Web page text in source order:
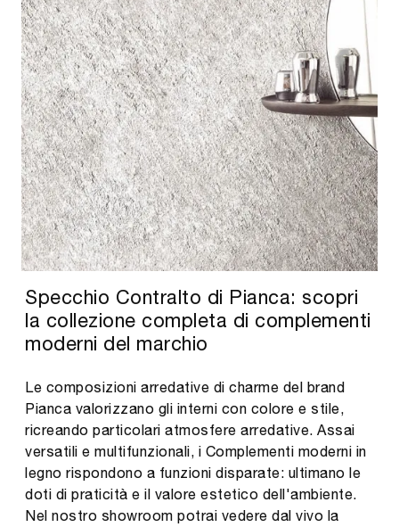
Specchio Contralto di Pianca: scopri
la collezione completa di complementi
moderni del marchio
Le composizioni arredative di charme del brand
Pianca valorizzano gli interni con colore e stile,
ricreando particolari atmosfere arredative. Assai
versatili e multifunzionali, i Complementi moderni in
legno rispondono a funzioni disparate: ultimano le
doti di praticità e il valore estetico dell'ambiente.
Nel nostro showroom potrai vedere dal vivo la